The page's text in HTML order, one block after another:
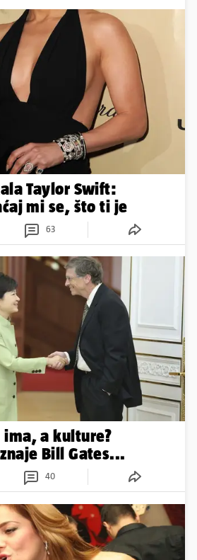
Taylor Swift:
mi se, što ti je
63
ima, a kulture?
Bill Gates...
40